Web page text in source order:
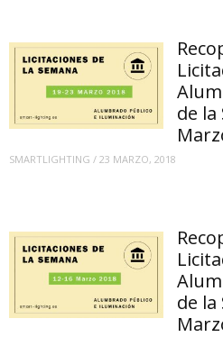
de la
SMARTLIGHTING / 23 MARZO, 2018
de la